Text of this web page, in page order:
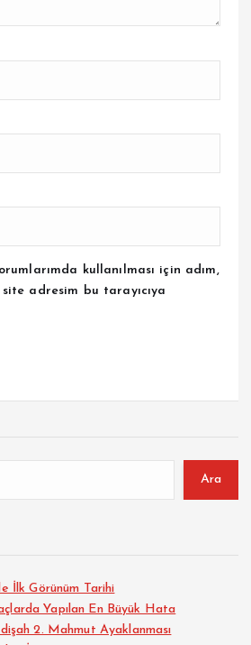
kullanılması için adım,
adresim bu tarayıcıya
Ara
İlk Görünüm Tarihi
Yapılan En Büyük Hata
2. Mahmut Ayaklanması